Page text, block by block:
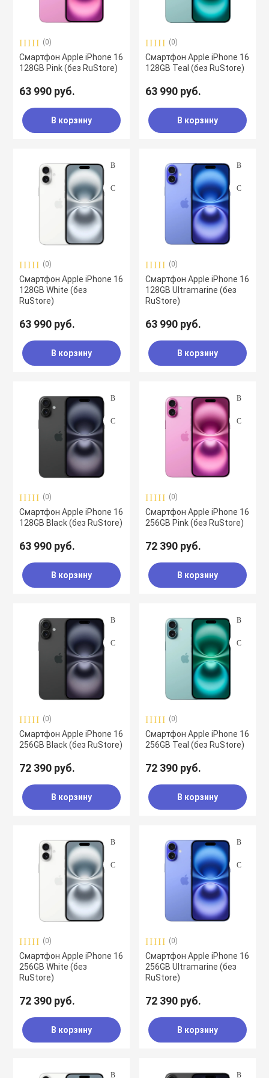
Apple Magic
Apple TV
Apple Watch
воздуха
(0)
Смартфон Apple iPhone 16
128GB Pink (без RuStore)
63 990 руб.
В корзину
(0)
Смартфон Apple iPhone 16
128GB Teal (без RuStore)
63 990 руб.
В корзину
(0)
Смартфон Apple iPhone 16
128GB White (без
RuStore)
63 990 руб.
В корзину
(0)
Смартфон Apple iPhone 16
128GB Ultramarine (без
RuStore)
63 990 руб.
В корзину
(0)
Смартфон Apple iPhone 16
128GB Black (без RuStore)
63 990 руб.
В корзину
(0)
Смартфон Apple iPhone 16
256GB Pink (без RuStore)
72 390 руб.
В корзину
(0)
Смартфон Apple iPhone 16
256GB Black (без RuStore)
72 390 руб.
В корзину
(0)
Смартфон Apple iPhone 16
256GB Teal (без RuStore)
72 390 руб.
В корзину
(0)
Смартфон Apple iPhone 16
256GB White (без
RuStore)
72 390 руб.
В корзину
(0)
Смартфон Apple iPhone 16
256GB Ultramarine (без
RuStore)
72 390 руб.
В корзину